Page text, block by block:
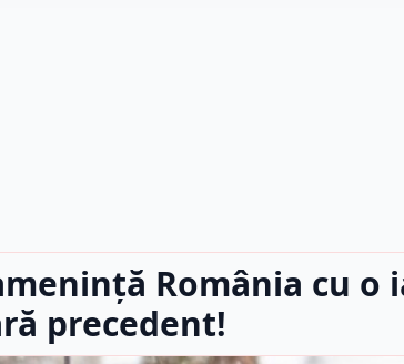
România cu o
precedent!